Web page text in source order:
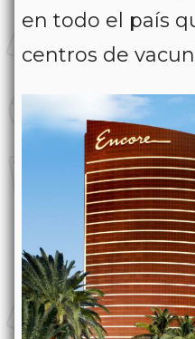
en todo el país
centros de